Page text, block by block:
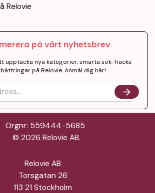
Relovie
på vårt nyhetsbrev
upptäcka nya kategorier, smarta sök-hacks
på Relovie. Anmäl dig här!
Orgnr: 559444-5685
© 2026 Relovie AB.
Relovie AB
Torsgatan 26
113 21 Stockholm